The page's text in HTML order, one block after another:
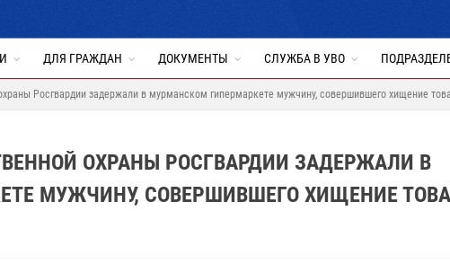
ДЛЯ ГРАЖДАН ДОКУМЕНТЫ СЛУЖБА В УВО
Росгвардии задержали в мурманском гипермаркете мужчину, совершившего хищение
ОХРАНЫ РОСГВАРДИИ ЗАДЕРЖАЛИ В
МУЖЧИНУ, СОВЕРШИВШЕГО ХИЩЕНИЕ